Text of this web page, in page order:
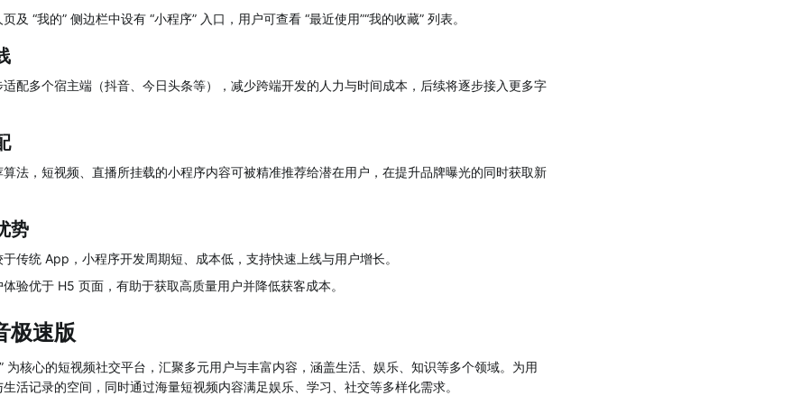
页及 “我的” 侧边栏中设有 “小程序” 入口，用户可查看 “最近使用”“我的收藏” 列表。
配多个宿主端（抖音、今日头条等），减少跨端开发的人力与时间成本，后续将逐步接入更多字
法，短视频、直播所挂载的小程序内容可被精准推荐给潜在用户，在提升品牌曝光的同时获取新
势
传统 App，小程序开发周期短、成本低，支持快速上线与用户增长。
验优于 H5 页面，有助于获取高质量用户并降低获客成本。
极速版
为核心的短视频社交平台，汇聚多元用户与丰富内容，涵盖生活、娱乐、知识等多个领域。为用
活记录的空间，同时通过海量短视频内容满足娱乐、学习、社交等多样化需求。